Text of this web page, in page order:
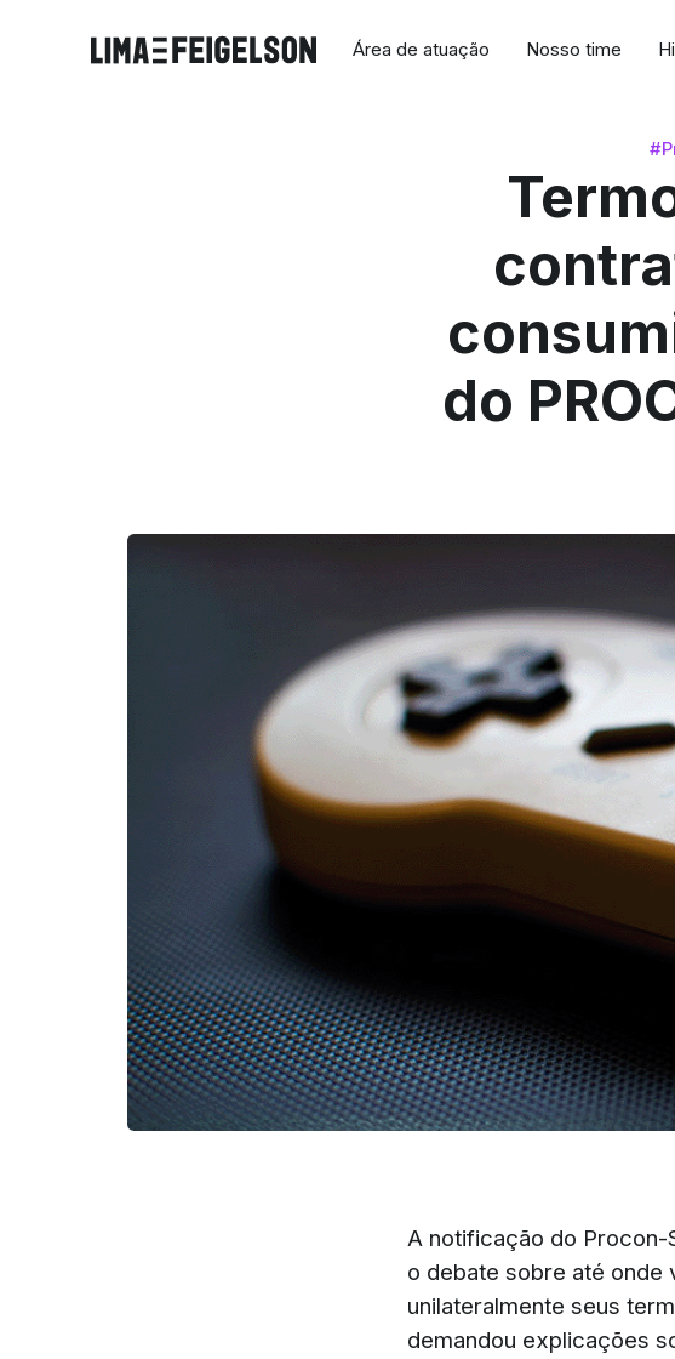
Área de atuação Nosso time
do
A notificação do Procon-
o debate sobre até onde
unilateralmente seus
demandou explicações